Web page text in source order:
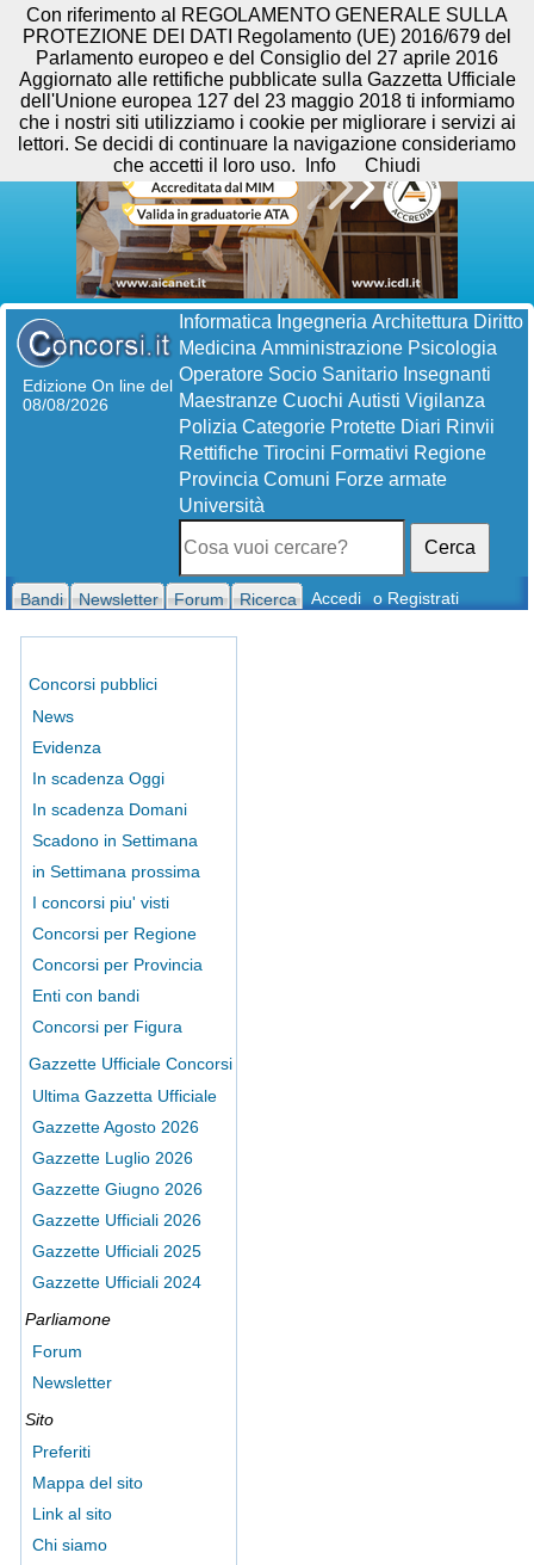
Edizione On line del
08/08/2026
Informatica Ingegneria Architettura Diritto
Medicina Amministrazione Psicologia
Operatore Socio Sanitario Insegnanti
Maestranze Cuochi Autisti Vigilanza
Polizia Categorie Protette Diari Rinvii
Rettifiche Tirocini Formativi Regione
Provincia Comuni Forze armate
Università
Cerca
Bandi Newsletter Forum Ricerca Accedi o Registrati
Concorsi pubblici
News
Evidenza
In scadenza Oggi
In scadenza Domani
Scadono in Settimana
in Settimana prossima
I concorsi piu' visti
Concorsi per Regione
Concorsi per Provincia
Enti con bandi
Concorsi per Figura
Gazzette Ufficiale Concorsi
Ultima Gazzetta Ufficiale
Gazzette Agosto 2026
Gazzette Luglio 2026
Gazzette Giugno 2026
Gazzette Ufficiali 2026
Gazzette Ufficiali 2025
Gazzette Ufficiali 2024
Parliamone
Forum
Newsletter
Sito
Preferiti
Mappa del sito
Link al sito
Chi siamo
Con riferimento al REGOLAMENTO GENERALE SULLA
PROTEZIONE DEI DATI Regolamento (UE) 2016/679 del
Parlamento europeo e del Consiglio del 27 aprile 2016
Aggiornato alle rettifiche pubblicate sulla Gazzetta Ufficiale
dell'Unione europea 127 del 23 maggio 2018 ti informiamo
che i nostri siti utilizziamo i cookie per migliorare i servizi ai
lettori. Se decidi di continuare la navigazione consideriamo
che accetti il loro uso.
Info Chiudi